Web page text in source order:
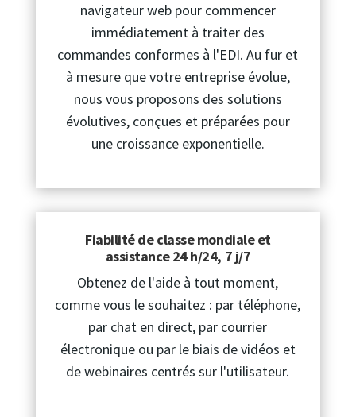
navigateur web pour commencer
immédiatement à traiter des
commandes conformes à l'EDI. Au fur et
à mesure que votre entreprise évolue,
nous vous proposons des solutions
évolutives, conçues et préparées pour
une croissance exponentielle.
Fiabilité de classe mondiale et
assistance 24 h/24, 7 j/7
Obtenez de l'aide à tout moment,
comme vous le souhaitez : par téléphone,
par chat en direct, par courrier
électronique ou par le biais de vidéos et
de webinaires centrés sur l'utilisateur.